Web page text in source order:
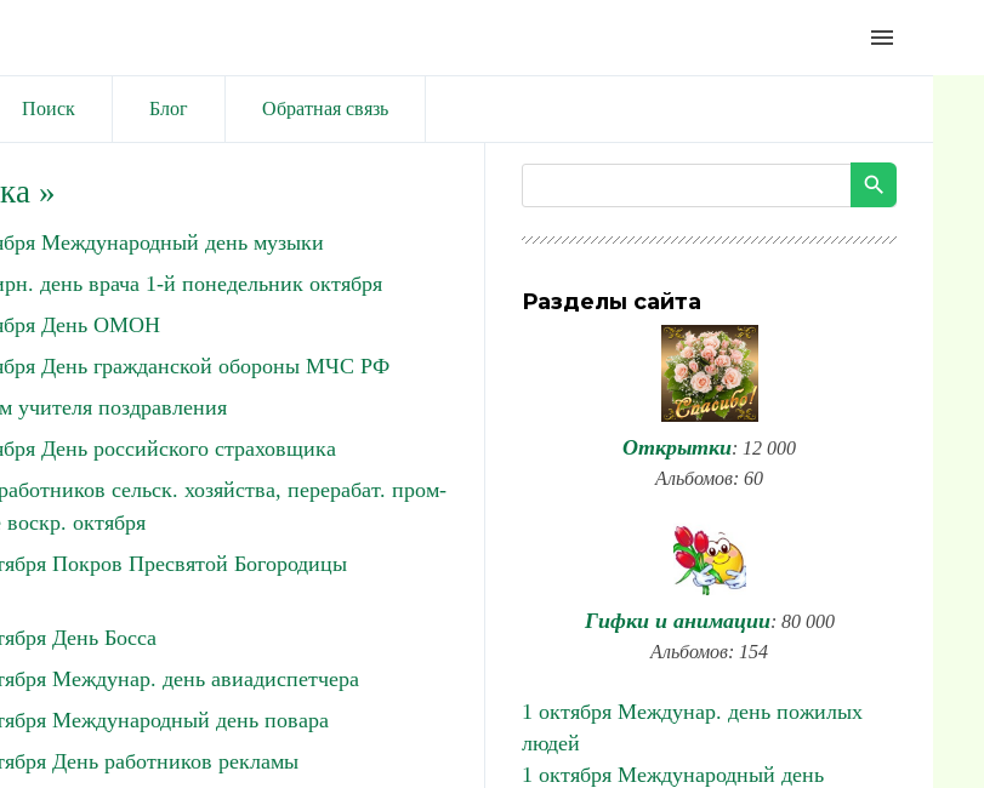
menu
Поиск Блог Обратная связь
»
Международный день музыки
день врача 1-й понедельник октября
День ОМОН
День гражданской обороны МЧС РФ
учителя поздравления
День российского страховщика
сельск. хозяйства, перерабат. пром-
воскр. октября
Покров Пресвятой Богородицы
День Босса
Междунар. день авиадиспетчера
Международный день повара
День работников рекламы
Разделы сайта
Открытки: 12 000
Альбомов: 60
Гифки и анимации: 80 000
Альбомов: 154
1 октября Междунар. день пожилых
людей
1 октября Международный день